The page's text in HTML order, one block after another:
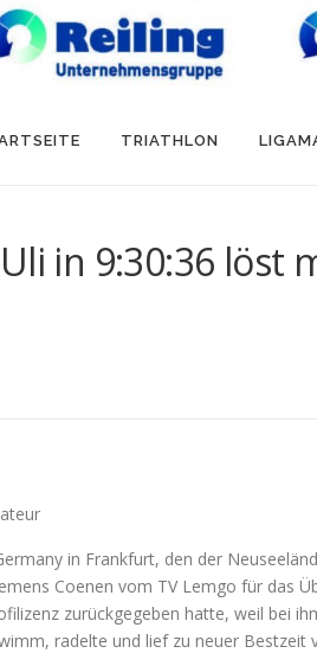
TRIATHLON
in 9:30:36 löst
in Frankfurt, den der
Coenen vom TV Lemgo für das
zurückgegeben hatte, weil bei
radelte und lief zu neuer Bestzeit